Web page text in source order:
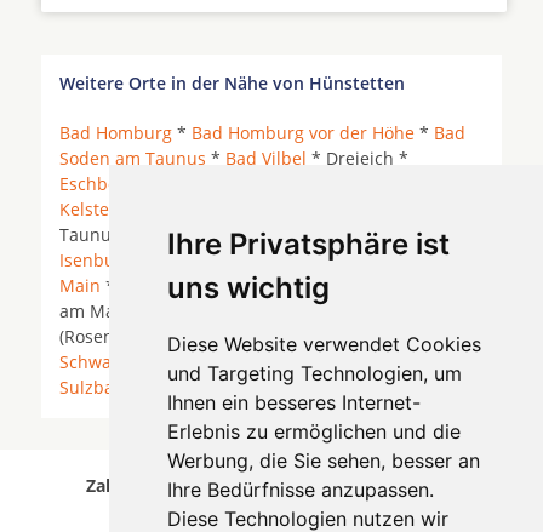
Ihre Privatsphäre ist
uns wichtig
Diese Website verwendet Cookies
und Targeting Technologien, um
Ihnen ein besseres Internet-
Erlebnis zu ermöglichen und die
Werbung, die Sie sehen, besser an
Ihre Bedürfnisse anzupassen.
Diese Technologien nutzen wir
Weitere Orte in der Nähe von Hünstetten
Bad Homburg * Bad Homburg vor der Höhe * Bad
Soden am Taunus * Bad Vilbel * Dreieich *
Eschborn
Kelsterbach
Taunus *
Maintal* Mühlheim am Main *Neu-
Isenburg
Oberursel (Taunus)*Offenbach am
Main * Offenbach am Main (Kaiserlei) * Offenbach
am Main (Lauterborn) * Offenbach am Main
(Rosenhöhe) * Offenbach am Main (Tempelsee) *
Schwalbach am Taunus
* Steinbach (Taunus)
Sulzbach (Taunus) *
Zahnärzte für Zahnimplantete in Hünstetten
wurde am 09 August 2026 aktualisiert.